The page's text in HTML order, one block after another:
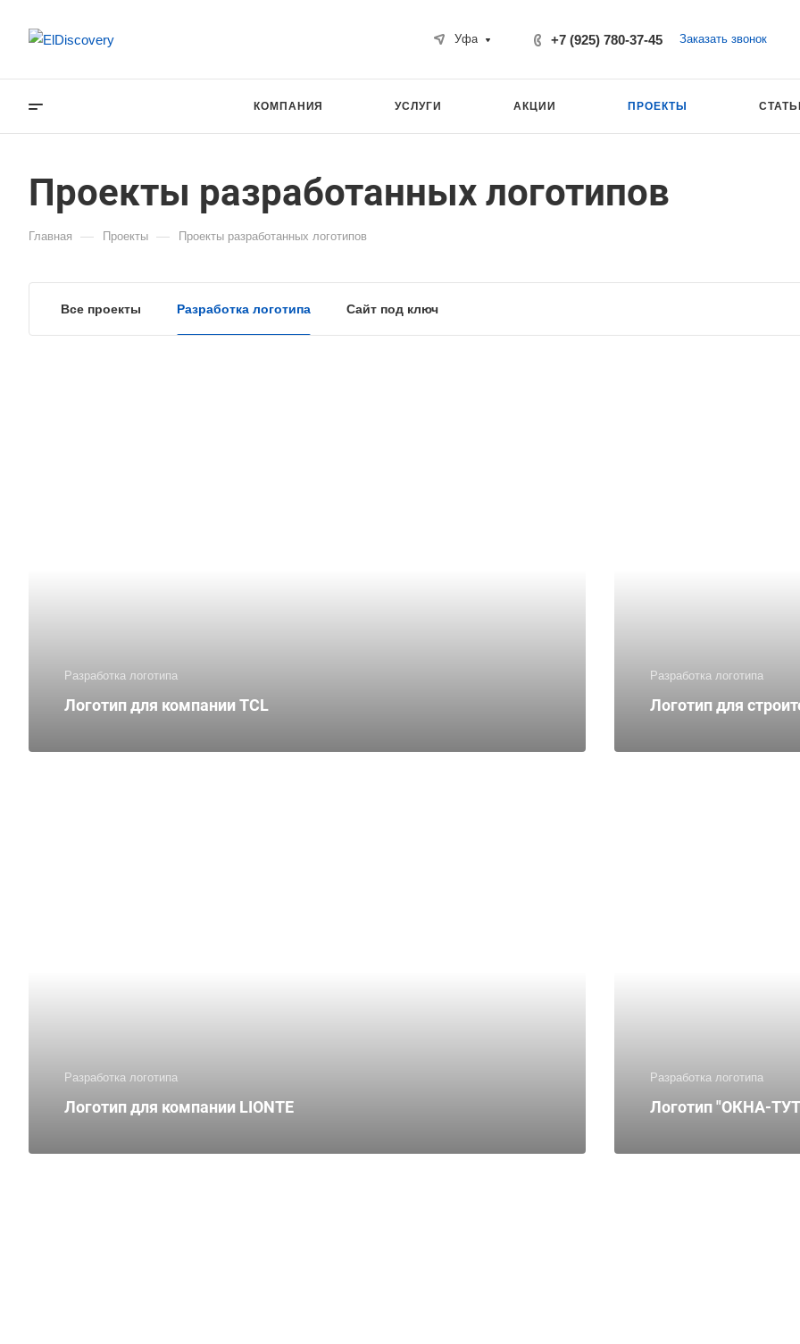
Уфа +7 (925) 780-37-45 Заказать звонок
КОМПАНИЯ УСЛУГИ АКЦИИ ПРОЕКТЫ
Проекты разработанных логотипов
Главная — Проекты — Проекты разработанных логотипов
Все проекты Разработка логотипа Сайт под ключ
Разработка логотипа
Логотип для компании TCL
Разработка логотипа
Логотип для
Разработка логотипа
Логотип для компании LIONTE
Разработка логотипа
Логотип "ОКНА-